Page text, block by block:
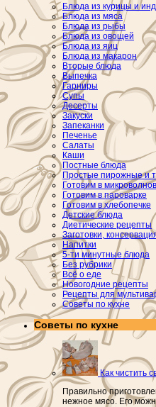
Блюда из курицы и
Блюда из мяса
Блюда из рыбы
Блюда из овощей
Блюда из яиц
Блюда из макарон
Вторые блюда
Выпечка
Гарниры
Супы
Десерты
Закуски
Запеканки
Печенье
Салаты
Каши
Постные блюда
Простые пирожные и
Готовим в
Готовим в пароварке
Готовим в хлебопечке
Детские блюда
Диетические рецепты
Заготовки,
Напитки
5-ти минутные блюда
Без рубрики
Всё о еде
Новогодние рецепты
Рецепты для
Советы по кухне
Советы по кухне
Как чистить
Правильно
нежное мясо. Его